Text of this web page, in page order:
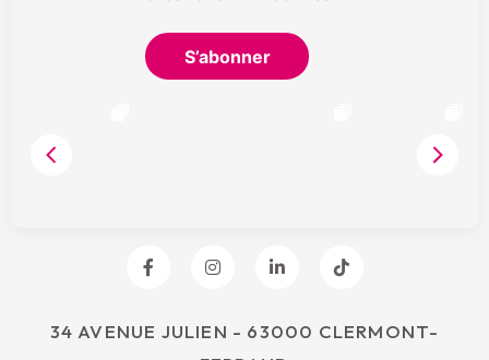
34 AVENUE JULIEN - 63000 CLERMONT-